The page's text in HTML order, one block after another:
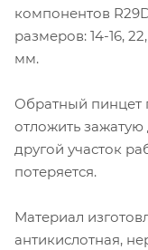
компонентов
размеров: 14-16,
мм.
Обратный пинцет
отложить зажатую
другой участок
потеряется.
Материал
антикислотная,